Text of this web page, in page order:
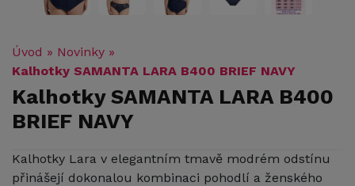
Úvod » Novinky »
Kalhotky SAMANTA LARA B400 BRIEF NAVY
Kalhotky SAMANTA LARA B400
BRIEF NAVY
Kalhotky Lara v elegantním tmavě modrém odstínu
přinášejí dokonalou kombinaci pohodlí a ženského